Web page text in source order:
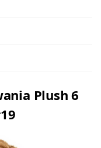
Plush 6